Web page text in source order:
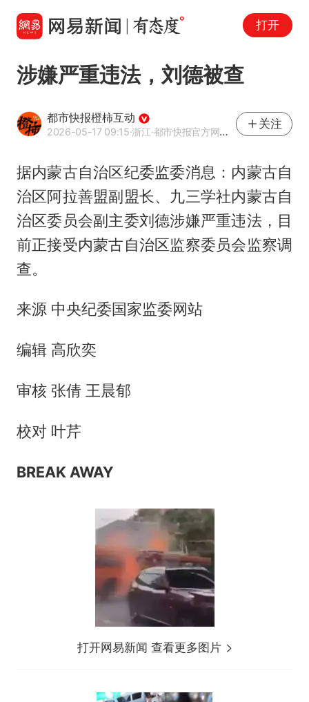
打开
涉嫌严重违法，刘德被查
都市快报橙柿互动
2026-05-17 09:15·浙江·都市快报官方网易号
关注
据内蒙古自治区纪委监委消息：内蒙古自
治区阿拉善盟副盟长、九三学社内蒙古自
治区委员会副主委刘德涉嫌严重违法，目
前正接受内蒙古自治区监察委员会监察调
查。
来源 中央纪委国家监委网站
编辑 高欣奕
审核 张倩 王晨郁
校对 叶芹
BREAK AWAY
打开网易新闻 查看更多图片